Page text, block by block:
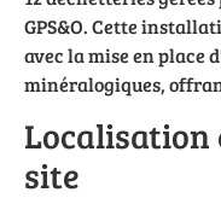
GPS&O. Cette
avec la mise en place
minéralogiques,
Localisation
site